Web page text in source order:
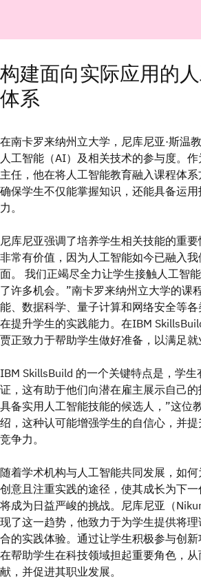
构建面向实际应用的
体系
在南卡罗来纳州立大学，尼库尼亚·斯温
人工智能（AI）及相关技术的参与度。
主任，他在将人工智能教育融入课程体系
确保学生不仅能掌握知识，还能具备运
力。
尼库尼亚强调了培养学生相关技能的重要
非常有价值，因为人工智能如今已融入
面。 我们正竭尽全力让学生接触人工智
了许多机会。”南卡罗来纳州立大学的课
能、数据科学、量子计算和网络安全等
在提升学生的实践能力。在IBM
贾正致力于帮助学生做好准备，以满足就
IBM SkillsBuild 的一个关键特点是，学生
证，这有助于他们向潜在雇主展示自己
具备实用人工智能技能的候选人，”这位
绍，这种认可能增强学生的自信心，并
竞争力。
随着学术机构与人工智能共同发展，如
创意且注重实践的途径，使其成长为下一
将成为日益严峻的挑战。尼库尼亚（
现了这一趋势，他致力于为学生提供将
合的实践体验。通过让学生积极参与创
在帮助学生在科技领域担起重要角色，
献，并促进其职业发展。